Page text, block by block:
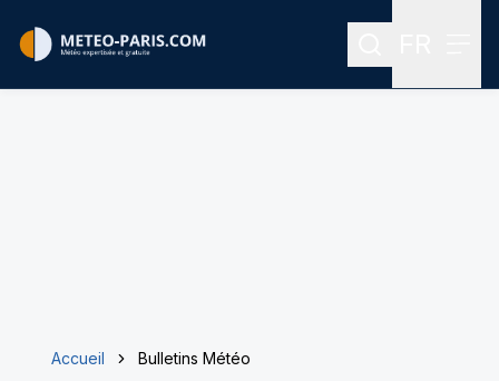
Rechercher
Accueil Bulletins Météo